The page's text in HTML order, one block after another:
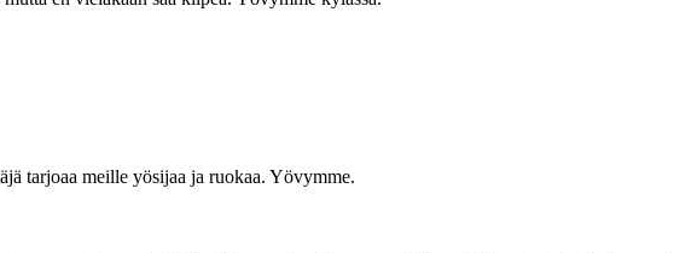
tarjoaa meille yösijaa ja ruokaa. Yövymme.